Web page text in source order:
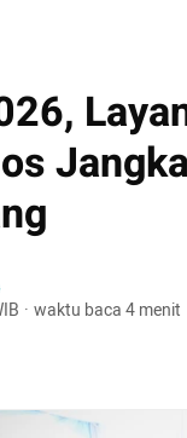
· waktu baca 4 menit